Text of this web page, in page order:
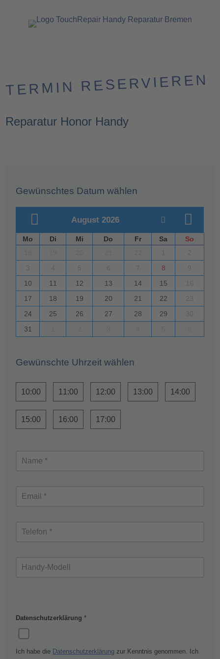
TERMIN RESERVIEREN
Reparatur Honor Handy
Gewünschtes Datum wählen
August 2026
Mo Di Mi Do Fr Sa
So
8
10
11 12 13 14 15
17
18 19 20 21 22
24
25 26 27 28 29
31
Gewünschte Uhrzeit wählen
10:00 11:00 12:00 13:00 14:00
15:00 16:00 17:00
Datenschutzerklärung *
Ich habe die Datenschutzerklärung zur Kenntnis genommen. Ich